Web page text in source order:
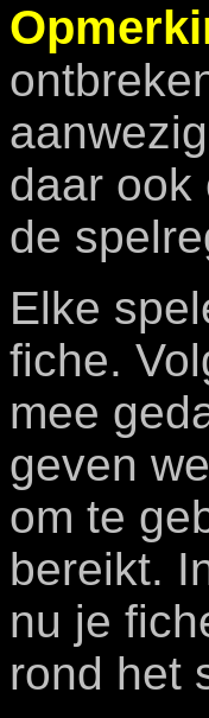
daar ook
de
Elke
fiche.
mee
geven
om te
bereikt.
nu je
rond het